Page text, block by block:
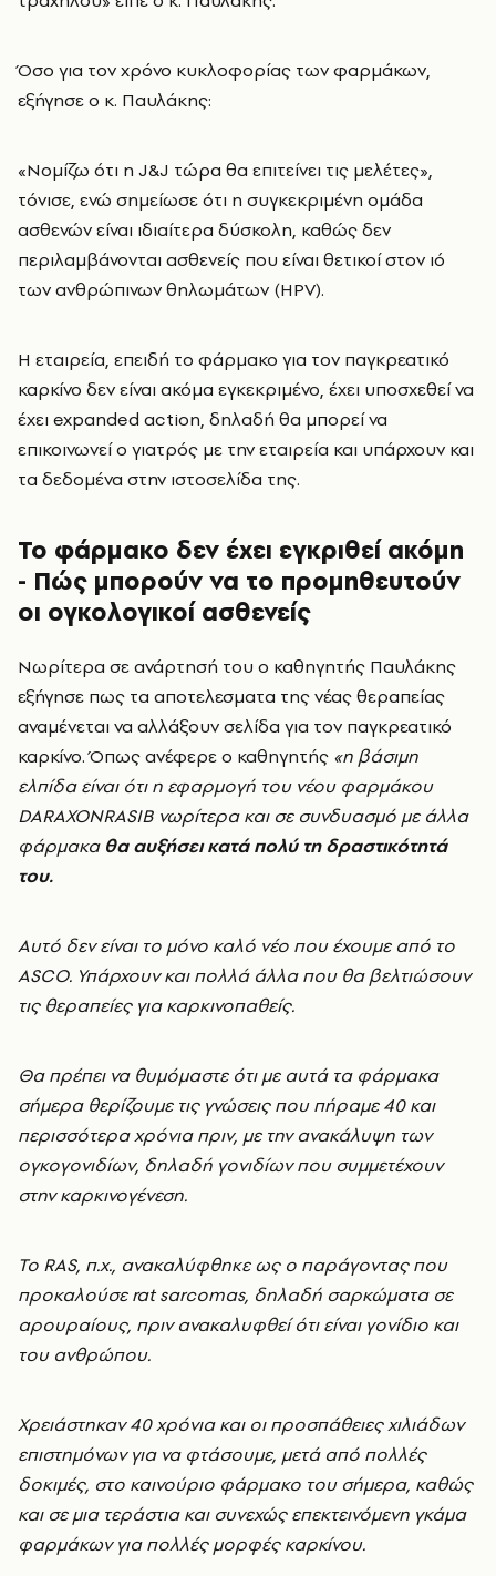
Όσο για τον χρόνο κυκλοφορίας των φαρμάκων,
εξήγησε ο κ. Παυλάκης:
«Νομίζω ότι η J&J τώρα θα επιτείνει τις μελέτες»,
τόνισε, ενώ σημείωσε ότι η συγκεκριμένη ομάδα
ασθενών είναι ιδιαίτερα δύσκολη, καθώς δεν
περιλαμβάνονται ασθενείς που είναι θετικοί στον ιό
των ανθρώπινων θηλωμάτων (HPV).
Η εταιρεία, επειδή το φάρμακο για τον παγκρεατικό
καρκίνο δεν είναι ακόμα εγκεκριμένο, έχει υποσχεθεί να
έχει expanded action, δηλαδή θα μπορεί να
επικοινωνεί ο γιατρός με την εταιρεία και υπάρχουν και
τα δεδομένα στην ιστοσελίδα της.
Το φάρμακο δεν έχει εγκριθεί ακόμη
- Πώς μπορούν να το προμηθευτούν
οι ογκολογικοί ασθενείς
Νωρίτερα σε ανάρτησή του ο καθηγητής Παυλάκης
εξήγησε πως τα αποτελεσματα της νέας θεραπείας
αναμένεται να αλλάξουν σελίδα για τον παγκρεατικό
καρκίνο. Όπως ανέφερε ο καθηγητής «η βάσιμη
ελπίδα είναι ότι η εφαρμογή του νέου φαρμάκου
DARAXONRASIB νωρίτερα και σε συνδυασμό με άλλα
φάρμακα θα αυξήσει κατά πολύ τη δραστικότητά
του.
Αυτό δεν είναι το μόνο καλό νέο που έχουμε από το
ASCO. Υπάρχουν και πολλά άλλα που θα βελτιώσουν
τις θεραπείες για καρκινοπαθείς.
Θα πρέπει να θυμόμαστε ότι με αυτά τα φάρμακα
σήμερα θερίζουμε τις γνώσεις που πήραμε 40 και
περισσότερα χρόνια πριν, με την ανακάλυψη των
ογκογονιδίων, δηλαδή γονιδίων που συμμετέχουν
στην καρκινογένεση.
Το RAS, π.χ., ανακαλύφθηκε ως ο παράγοντας που
προκαλούσε rat sarcomas, δηλαδή σαρκώματα σε
αρουραίους, πριν ανακαλυφθεί ότι είναι γονίδιο και
του ανθρώπου.
Χρειάστηκαν 40 χρόνια και οι προσπάθειες χιλιάδων
επιστημόνων για να φτάσουμε, μετά από πολλές
δοκιμές, στο καινούριο φάρμακο του σήμερα, καθώς
και σε μια τεράστια και συνεχώς επεκτεινόμενη γκάμα
φαρμάκων για πολλές μορφές καρκίνου.